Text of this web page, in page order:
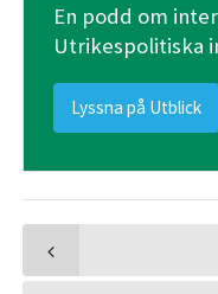
En podd om
Utrikespolitiska
Lyssna på Utblick